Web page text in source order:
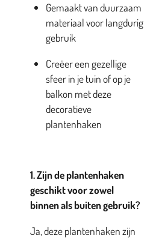
Gemaakt van duurzaam
materiaal voor langdurig
gebruik
Creëer een gezellige
sfeer in je tuin of op je
balkon met deze
decoratieve
plantenhaken
1. Zijn de plantenhaken
geschikt voor zowel
binnen als buiten gebruik?
Ja, deze plantenhaken zijn